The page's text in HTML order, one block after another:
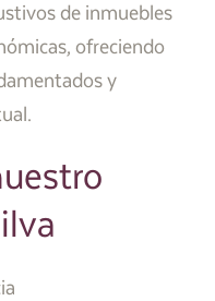
de inmuebles
ofreciendo
y